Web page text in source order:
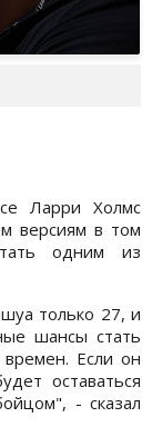
Ларри Холмс
версиям в том
одним из
только 27, и
шансы стать
Если он
оставаться
- сказал